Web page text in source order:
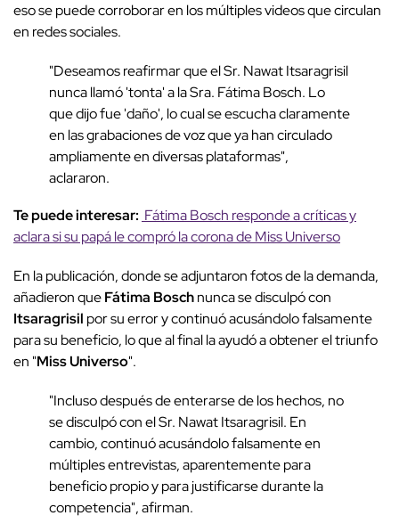
eso se puede corroborar en los múltiples videos que circulan
en redes sociales.
"Deseamos reafirmar que el Sr. Nawat Itsaragrisil
nunca llamó 'tonta' a la Sra. Fátima Bosch. Lo
que dijo fue 'daño', lo cual se escucha claramente
en las grabaciones de voz que ya han circulado
ampliamente en diversas plataformas",
aclararon.
Te puede interesar: Fátima Bosch responde a críticas y
aclara si su papá le compró la corona de Miss Universo
En la publicación, donde se adjuntaron fotos de la demanda,
añadieron queFátima Boschnunca se disculpó con
Itsaragrisil por su error y continuó acusándolo falsamente
para su beneficio, lo que al final la ayudó a obtener el triunfo
en "Miss Universo".
"Incluso después de enterarse de los hechos, no
se disculpó con el Sr. Nawat Itsaragrisil. En
cambio, continuó acusándolo falsamente en
múltiples entrevistas, aparentemente para
beneficio propio y para justificarse durante la
competencia", afirman.